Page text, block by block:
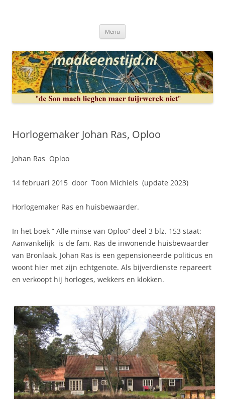
uurwerkmaker, te bewerkstellen.
Menu
Horlogemaker Johan Ras, Oploo
Johan Ras Oploo
14 februari 2015 door Toon Michiels (update 2023)
Horlogemaker Ras en huisbewaarder.
In het boek ” Alle minse van Oploo” deel 3 blz. 153 staat:
Aanvankelijk is de fam. Ras de inwonende huisbewaarder
van Bronlaak. Johan Ras is een gepensioneerde politicus en
woont hier met zijn echtgenote. Als bijverdienste repareert
en verkoopt hij horloges, wekkers en klokken.